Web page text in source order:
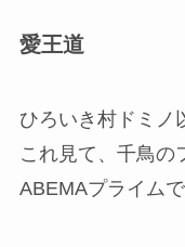
愛王道
ひろいき村ドミノ
これ見て、千鳥の
ABEMAプライム